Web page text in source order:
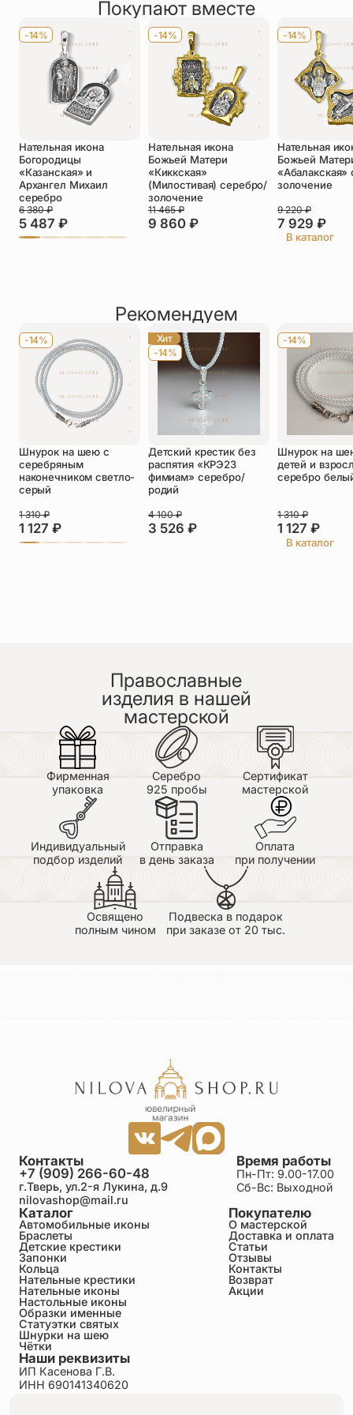
Оставить отзыв
Телефон
Отзыв*
Прикрепить фото
Оставить отзыв
Подтверждаю свое согласие с
политикой конфиденциальностии даю
согласие на обработку персональных
данных
Минаев Александр
26.06.2026
Прекрасная работа!Прорисованы все детали!
Покупают вместе
-14%
Нательная икона
Богородицы
«Казанская» и
Архангел Михаил
серебро
5 487 ₽
6 380₽
-14%
Нательная икона
Божьей Матери
«Киккская»
(Милостивая) серебро/
золочение
9 860 ₽
11 465₽
-14%
Нательная
Божьей
золочение
7 929 ₽
9 220₽
В каталог
Рекомендуем
-14%
Шнурок на шею с
серебряным
наконечником светло-
серый
1 127 ₽
1 310₽
Хит
-14%
Детский крестик без
распятия «КРЭ23
фимиам» серебро/
родий
3 526 ₽
4 100₽
-14%
Шнурок на
детей и
серебро
1 127 ₽
1 310₽
В каталог
Православные
изделия в нашей
мастерской
Фирменная
упаковка
Серебро
925 пробы
Сертификат
мастерской
Индивидуальный
подбор изделий
Отправка
в день заказа
Оплата
при получении
Освящено
полным чином
Подвеска в подарок
при заказе от 20 тыс.
Каталог
Автомобильные иконы
Браслеты
Детские крестики
Запонки
Кольца
Нательные крестики
Нательные иконы
Настольные иконы
Образки именные
Статуэтки святых
Шнурки на шею
Чётки
Покупателю
О мастерской
Доставка и оплата
Статьи
Отзывы
Контакты
Возврат
Акции
Время работы
Пн-Пт: 9.00-17.00
Сб-Вс: Выходной
Контакты
+7 (909) 266-60-48
г.Тверь, ул.2-я Лукина, д.9
nilovashop@mail.ru
Наши реквизиты
ИП Касенова Г.В.
ИНН 690141340620